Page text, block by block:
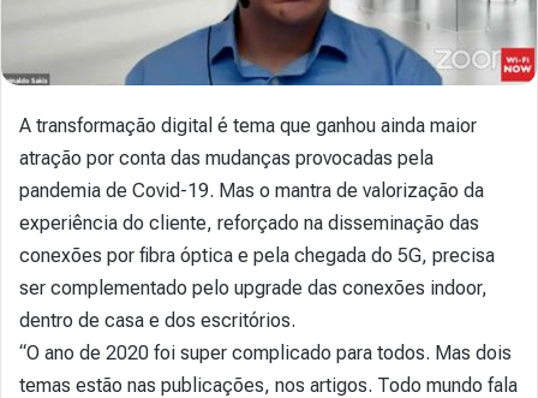
A transformação digital é tema que ganhou ainda maior
atração por conta das mudanças provocadas pela
pandemia de Covid-19. Mas o mantra de valorização da
experiência do cliente, reforçado na disseminação das
conexões por fibra óptica e pela chegada do 5G, precisa
ser complementado pelo upgrade das conexões indoor,
dentro de casa e dos escritórios.
“O ano de 2020 foi super complicado para todos. Mas dois
temas estão nas publicações, nos artigos. Todo mundo fala